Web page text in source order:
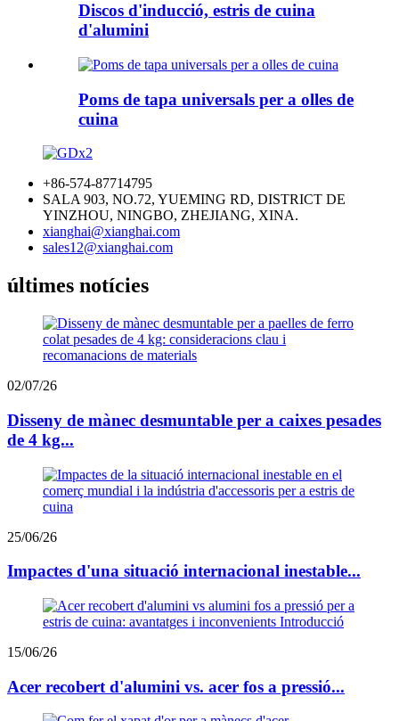
Discos d'inducció, estris de cuina
d'alumini
Poms de tapa universals per a olles de
cuina
+86-574-87714795
SALA 903, NO.72, YUEMING RD, DISTRICT DE
YINZHOU, NINGBO, ZHEJIANG, XINA.
xianghai@xianghai.com
sales12@xianghai.com
últimes notícies
02/07/26
Disseny de mànec desmuntable per a caixes pesades
de 4 kg...
25/06/26
Impactes d'una situació internacional inestable...
15/06/26
Acer recobert d'alumini vs. acer fos a pressió...